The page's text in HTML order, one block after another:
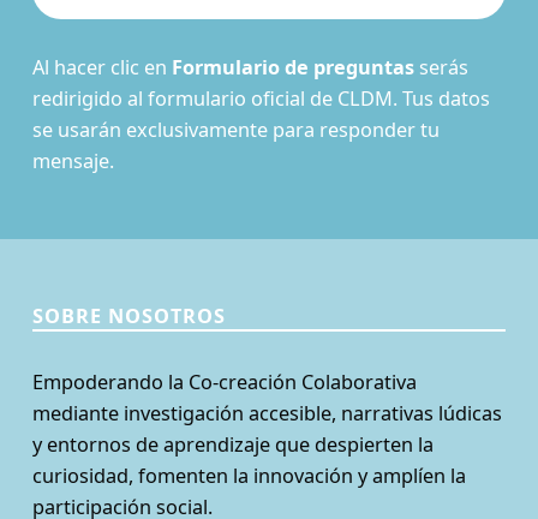
Al hacer clic en Formulario de preguntasserás
redirigido al formulario oficial de CLDM. Tus datos
se usarán exclusivamente para responder tu
mensaje.
SOBRE NOSOTROS
Empoderando la Co-creación Colaborativa
mediante investigación accesible, narrativas lúdicas
y entornos de aprendizaje que despierten la
curiosidad, fomenten la innovación y amplíen la
participación social.